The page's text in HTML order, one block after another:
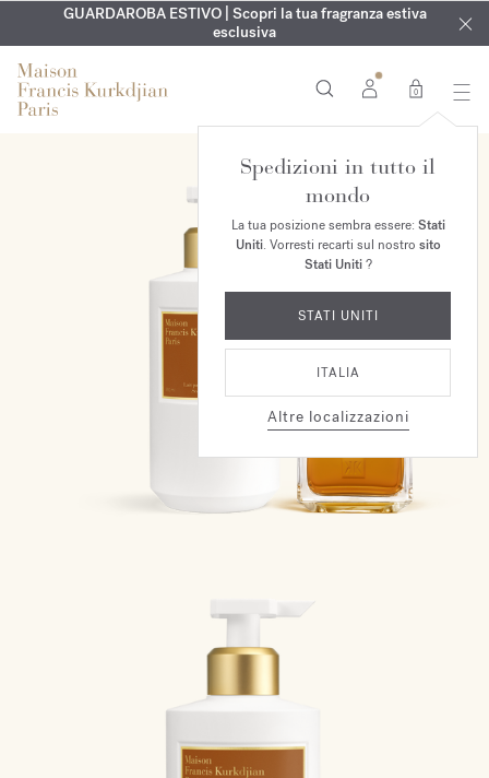
ESCLUSIVO | Scopri la nuova fragranza OUDvelvet moodnel
tuo ordine*
INCISIONE GRATUITA | Su tutte le fragranze e gli oli per il
corpo fino al 9 agosto
GUARDAROBA ESTIVO | Scopri la tua fragranza estiva
esclusiva
0
Spedizioni in tutto il
mondo
La tua posizione sembra essere: Stati
Uniti. Vorresti recarti sul nostro sito
Stati Uniti?
STATI UNITI
ITALIA
Altre localizzazioni
ESCLUSIVA ONLINE